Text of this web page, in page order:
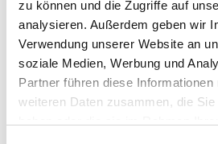
zu können und die Zugriffe auf
analysieren. Außerdem geben wir
Verwendung unserer Website an
soziale Medien, Werbung und
Partner führen diese
weiteren Daten zusammen, die
Hakenfelde 15,83 €/m
Halensee 17,94 €/m 2
Heiligensee 15,30 €/m2